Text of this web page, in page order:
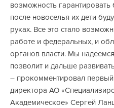
возможность
после новоселья их дети
руках. Все это стало
работе и федеральных, и
органов власти. Мы
позволит и дальше
– прокомментировал первый
директора АО
Академическое» Сергей